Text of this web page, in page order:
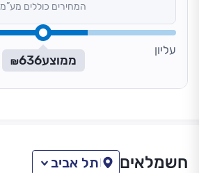
המחירים כוללים מע”מ
עליון
ממוצע ₪636
חשמלאים תל אביב